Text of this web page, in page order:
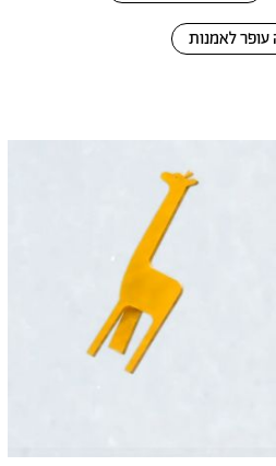
עופר לאמנות